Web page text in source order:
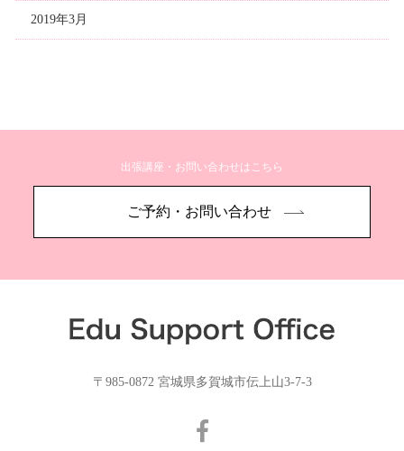
2019年3月
出張講座・お問い合わせはこちら
ご予約・お問い合わせ
〒985-0872 宮城県多賀城市伝上山3-7-3